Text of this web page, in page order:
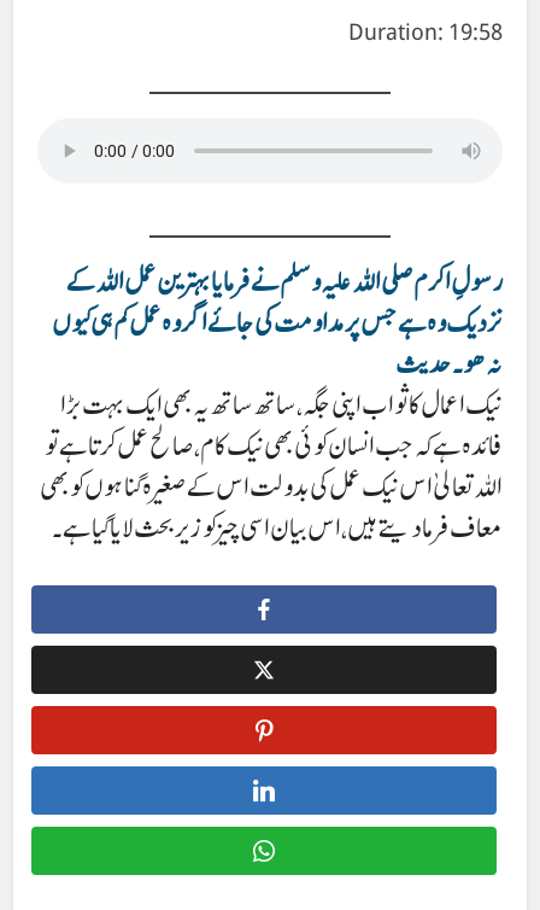
RSS FEED
Duration: 19:58
رسولِ اکرم صلی اللہ علیہ وسلم نے فرمایا بہترین عمل اللہ کے
نزدیک وہ ہے جس پر مداومت کی جائے اگر وہ عمل کم ہی کیوں
نہ ھو۔ حدیث
نیک اعمال کا ثواب اپنی جگہ ، ساتھ ساتھ یہ بھی ایک بہت بڑا
فائدہ ہے کہ جب انسان کوئی بھی نیک کام ، صالح عمل کرتا ہے تو
اللہ تعالیٰ اس نیک عمل کی بدولت اس کے صغیرہ گناہوں کو بھی
معاف فرمادیتے ہیں ، اس بیان اسی چیز کو زیر بحث لایا گیا ہے ۔